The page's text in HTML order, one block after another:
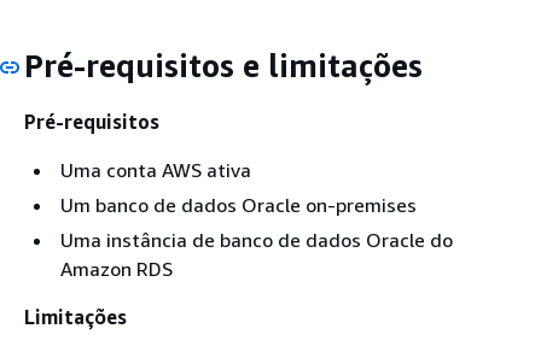
Pré-requisitos e limitações
Pré-requisitos
Uma conta AWS ativa
Um banco de dados Oracle on-premises
Uma instância de banco de dados Oracle do
Amazon RDS
Limitações